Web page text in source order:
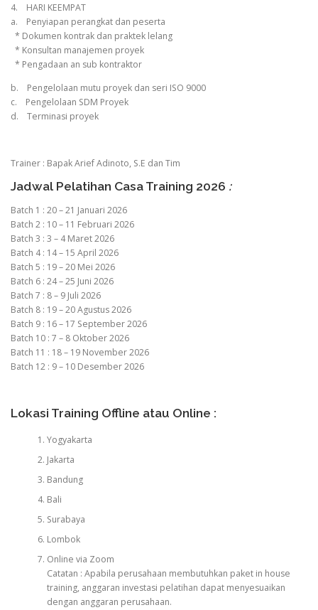
4. HARI KEEMPAT
a. Penyiapan perangkat dan peserta
* Dokumen kontrak dan praktek lelang
* Konsultan manajemen proyek
* Pengadaan an sub kontraktor
b. Pengelolaan mutu proyek dan seri ISO 9000
c. Pengelolaan SDM Proyek
d. Terminasi proyek
Trainer : Bapak Arief Adinoto, S.E dan Tim
Jadwal Pelatihan Casa Training 2026 :
Batch 1 : 20 – 21 Januari 2026
Batch 2 : 10 – 11 Februari 2026
Batch 3 : 3 – 4 Maret 2026
Batch 4 : 14 – 15 April 2026
Batch 5 : 19 – 20 Mei 2026
Batch 6 : 24 – 25 Juni 2026
Batch 7 : 8 – 9 Juli 2026
Batch 8 : 19 – 20 Agustus 2026
Batch 9 : 16 – 17 September 2026
Batch 10 : 7 – 8 Oktober 2026
Batch 11 : 18 – 19 November 2026
Batch 12 : 9 – 10 Desember 2026
Lokasi Training Offline atau Online :
Yogyakarta
Jakarta
Bandung
Bali
Surabaya
Lombok
Online via Zoom
Catatan : Apabila perusahaan membutuhkan paket in house
training, anggaran investasi pelatihan dapat menyesuaikan
dengan anggaran perusahaan.